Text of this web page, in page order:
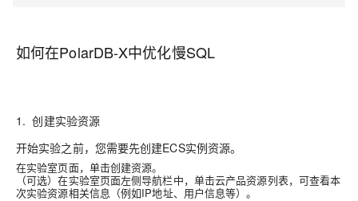
如何在PolarDB-X中优化慢SQL
1. 创建实验资源
开始实验之前，您需要先创建ECS实例资源。
在实验室页面，单击创建资源。
（可选）在实验室页面左侧导航栏中，单击云产品资源列表，可查看本
次实验资源相关信息（例如IP地址、用户信息等）。